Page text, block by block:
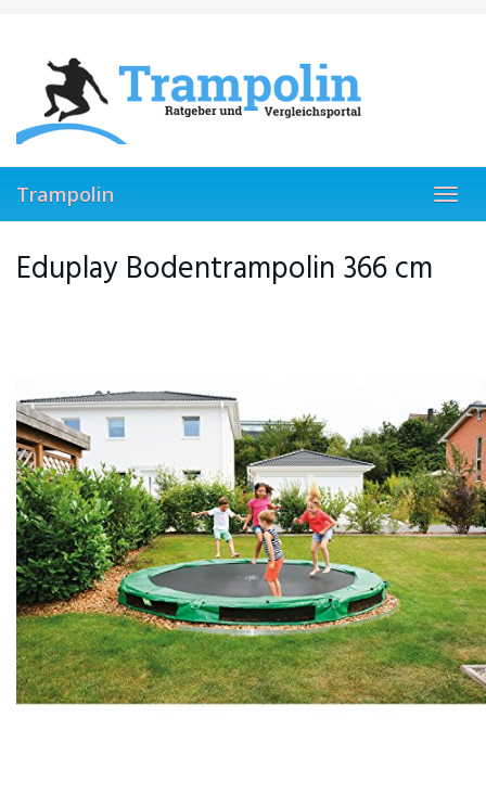
content
Trampolin
Eduplay Bodentrampolin 366 cm